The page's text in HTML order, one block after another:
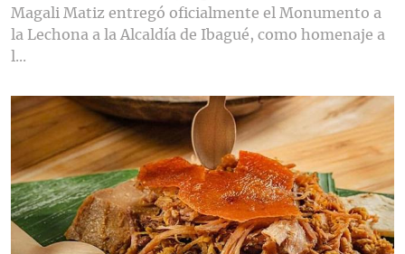
Magali Matiz entregó oficialmente el Monumento a
la Lechona a la Alcaldía de Ibagué, como homenaje a
l...
Contenido multimedia principal